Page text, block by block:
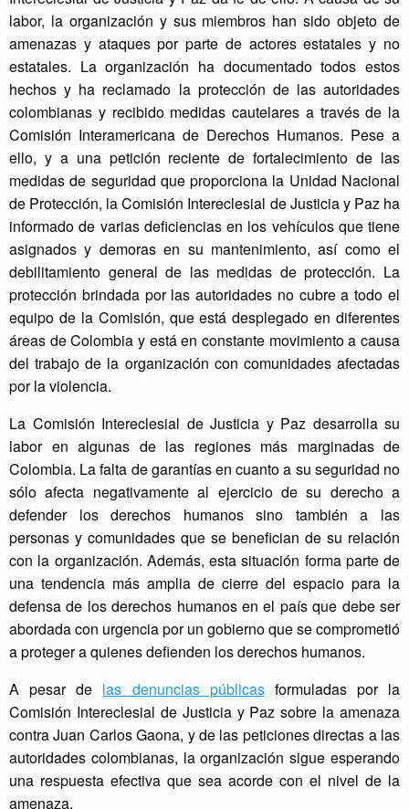
labor, la organización y sus miembros han sido objeto de
amenazas y ataques por parte de actores estatales y no
estatales. La organización ha documentado todos estos
hechos y ha reclamado la protección de las autoridades
colombianas y recibido medidas cautelares a través de la
Comisión Interamericana de Derechos Humanos. Pese a
ello, y a una petición reciente de fortalecimiento de las
medidas de seguridad que proporciona la Unidad Nacional
de Protección, la Comisión Intereclesial de Justicia y Paz ha
informado de varias deficiencias en los vehículos que tiene
asignados y demoras en su mantenimiento, así como el
debilitamiento general de las medidas de protección. La
protección brindada por las autoridades no cubre a todo el
equipo de la Comisión, que está desplegado en diferentes
áreas de Colombia y está en constante movimiento a causa
del trabajo de la organización con comunidades afectadas
por la violencia.
La Comisión Intereclesial de Justicia y Paz desarrolla su
labor en algunas de las regiones más marginadas de
Colombia. La falta de garantías en cuanto a su seguridad no
sólo afecta negativamente al ejercicio de su derecho a
defender los derechos humanos sino también a las
personas y comunidades que se benefician de su relación
con la organización. Además, esta situación forma parte de
una tendencia más amplia de cierre del espacio para la
defensa de los derechos humanos en el país que debe ser
abordada con urgencia por un gobierno que se comprometió
a proteger a quienes defienden los derechos humanos.
A pesar de las denuncias públicasformuladas por la
Comisión Intereclesial de Justicia y Paz sobre la amenaza
contra Juan Carlos Gaona, y de las peticiones directas a las
autoridades colombianas, la organización sigue esperando
una respuesta efectiva que sea acorde con el nivel de la
amenaza.